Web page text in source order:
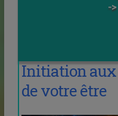
-
Initiation aux
de votre être